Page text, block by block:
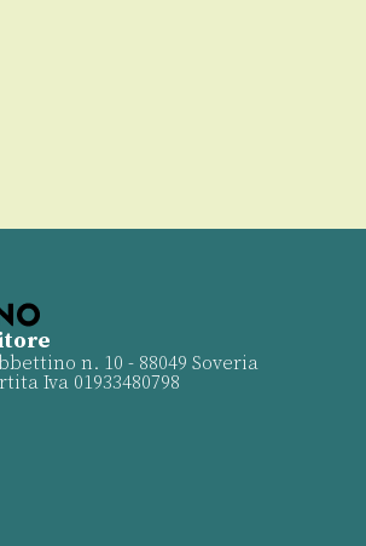
n. 10 - 88049 Soveria
Iva 01933480798